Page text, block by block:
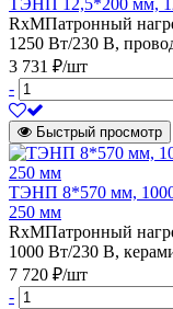
RxMПатронный
1250 Вт/230 В,
3 731 ₽/шт
-
Быстрый просмотр
ТЭНП 8*570 мм, 1000
250 мм
RxMПатронный
1000 Вт/230 В,
7 720 ₽/шт
-